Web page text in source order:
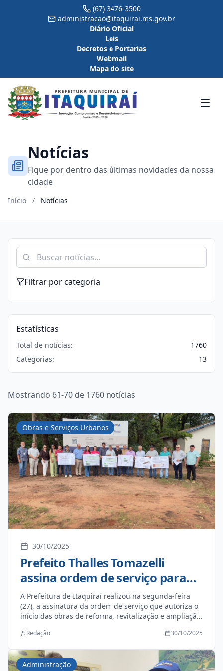
(67) 3476-3500
administracao@itaquirai.ms.gov.br
Diário Oficial
Leis
Decretos e Portarias
Webmail
Mapa do site
Notícias
Fique por dentro das últimas novidades da nossa
cidade
Início / Notícias
Filtrar por categoria
Estatísticas
Total de notícias:
1760
Categorias:
13
Mostrando 61-70 de 1760 notícias
Obras e Serviços Urbanos
30/10/2025
Prefeito Thalles Tomazelli
assina ordem de serviço para
reforma e revitalização do
Bosque Municipal
A Prefeitura de Itaquiraí realizou na segunda-feira
(27), a assinatura da ordem de serviço que autoriza o
início das obras de reforma, revitalização e ampliação
contou com a presença dos vereadores(as) e
oficialização do projeto. O Bosque passará por uma
reforma completa, com revitalização da área verde,
Redação 30/10/2025
Administração